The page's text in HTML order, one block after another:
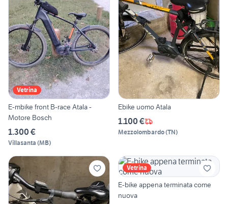
Vetrina
E-mbike front B-race Atala -
Motore Bosch
1.300 €
Villasanta (MB)
Ebike uomo Atala
1.100 €
Mezzolombardo(TN)
Vetrina
E-bike appena terminata come
nuova